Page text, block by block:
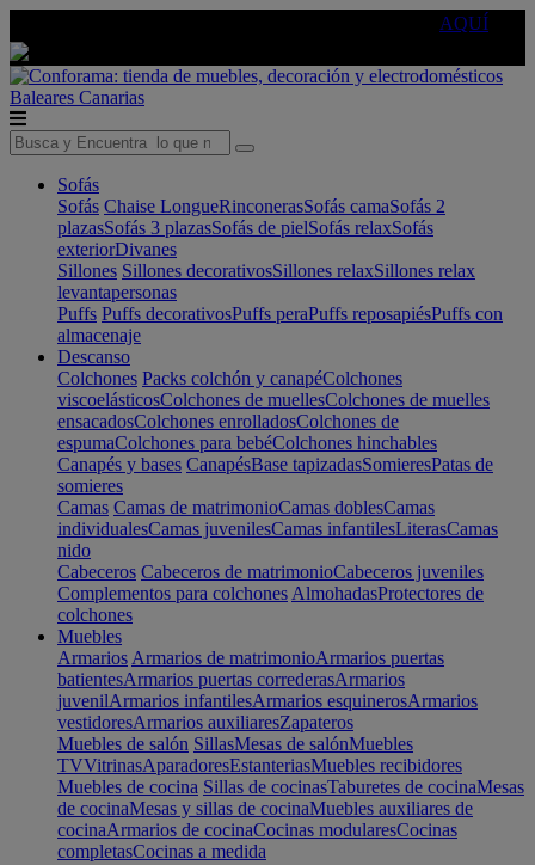
AQUÍ
Baleares Canarias
Sofás
Sofás Chaise LongueRinconerasSofás camaSofás 2
plazasSofás 3 plazasSofás de pielSofás relaxSofás
exteriorDivanes
Sillones Sillones decorativosSillones relaxSillones relax
levantapersonas
Puffs Puffs decorativosPuffs peraPuffs reposapiésPuffs con
almacenaje
Descanso
Colchones Packs colchón y canapéColchones
viscoelásticosColchones de muellesColchones de muelles
ensacadosColchones enrolladosColchones de
espumaColchones para bebéColchones hinchables
Canapés y bases CanapésBase tapizadasSomieresPatas de
somieres
Camas Camas de matrimonioCamas doblesCamas
individualesCamas juvenilesCamas infantilesLiterasCamas
nido
Cabeceros Cabeceros de matrimonioCabeceros juveniles
Complementos para colchones AlmohadasProtectores de
colchones
Muebles
Armarios Armarios de matrimonioArmarios puertas
batientesArmarios puertas correderasArmarios
juvenilArmarios infantilesArmarios esquinerosArmarios
vestidoresArmarios auxiliaresZapateros
Muebles de salón SillasMesas de salónMuebles
TVVitrinasAparadoresEstanteriasMuebles recibidores
Muebles de cocina Sillas de cocinasTaburetes de cocinaMesas
de cocinaMesas y sillas de cocinaMuebles auxiliares de
cocinaArmarios de cocinaCocinas modularesCocinas
completasCocinas a medida